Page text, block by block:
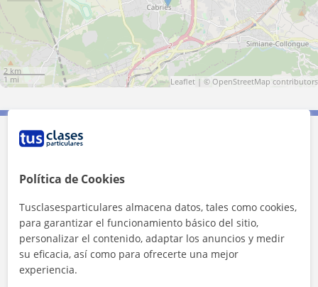
2 km
1 mi
Leaflet | © OpenStreetMap contributors
Contacta con Celine
Tarifa
1ª clase gratis
Política de Cookies
Tusclasesparticulares almacena datos, tales como cookies,
para garantizar el funcionamiento básico del sitio,
personalizar el contenido, adaptar los anuncios y medir
su eficacia, así como para ofrecerte una mejor
experiencia.